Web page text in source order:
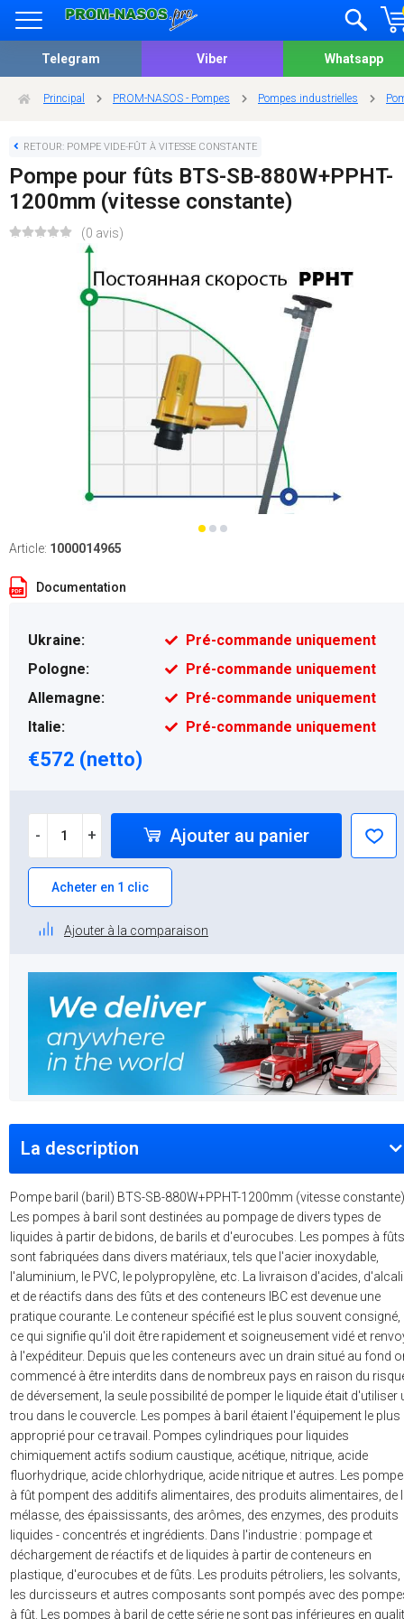
Telegram Viber Whatsapp
Principal PROM-NASOS - Pompes Pompes industrielles
RETOUR: POMPE VIDE-FÛT À VITESSE CONSTANTE
Pompe pour fûts BTS-SB-880W+PPHT-
1200mm (vitesse constante)
(0 avis)
Article: 1000014965
Documentation
Ukraine:
Pré-commande uniquement
Pologne:
Pré-commande uniquement
Allemagne:
Pré-commande uniquement
Italie:
Pré-commande uniquement
€572 (netto)
- + Ajouter au panier
Acheter en 1 clic
Ajouter à la comparaison
La description
Pompe baril (baril) BTS-SB-880W+PPHT-1200mm (vitesse
Les pompes à baril sont destinées au pompage de divers types de
liquides à partir de bidons, de barils et d'eurocubes. Les pompes à fûts
sont fabriquées dans divers matériaux, tels que l'acier inoxydable,
l'aluminium, le PVC, le polypropylène, etc. La livraison d'acides,
et de réactifs dans des fûts et des conteneurs IBC est devenue une
pratique courante. Le conteneur spécifié est le plus souvent consigné,
ce qui signifie qu'il doit être rapidement et soigneusement vidé et
à l'expéditeur. Depuis que les conteneurs avec un drain situé au fond
commencé à être interdits dans de nombreux pays en raison du
de déversement, la seule possibilité de pomper le liquide était d'utiliser
trou dans le couvercle. Les pompes à baril étaient l'équipement le plus
approprié pour ce travail. Pompes cylindriques pour liquides
chimiquement actifs sodium caustique, acétique, nitrique, acide
fluorhydrique, acide chlorhydrique, acide nitrique et autres. Les
à fût pompent des additifs alimentaires, des produits alimentaires, de
mélasse, des épaississants, des arômes, des enzymes, des produits
liquides - concentrés et ingrédients. Dans l'industrie : pompage et
déchargement de réactifs et de liquides à partir de conteneurs en
plastique, d'eurocubes et de fûts. Les produits pétroliers, les solvants,
les durcisseurs et autres composants sont pompés avec des
à fût. Les pompes à baril de cette série ne sont pas inférieures en